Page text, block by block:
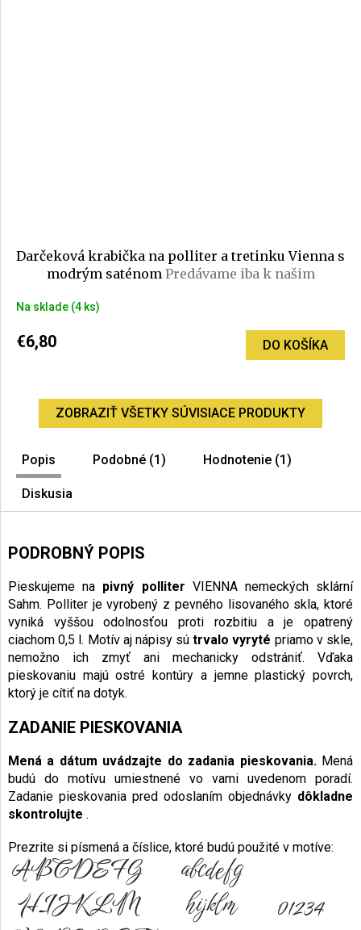
Darčeková krabička na polliter a tretinku Vienna s
modrým saténom Predávame iba k našim
Na sklade (4 ks)
€6,80 DO KOŠÍKA
ZOBRAZIŤ VŠETKY SÚVISIACE PRODUKTY
Popis Podobné (1) Hodnotenie (1)
Diskusia
PODROBNÝ POPIS
Pieskujeme na pivný polliter VIENNA nemeckých sklární
Sahm. Polliter je vyrobený z pevného lisovaného skla, ktoré
vyniká vyššou odolnosťou proti rozbitiu a je opatrený
ciachom 0,5 l. Motív aj nápisy sútrvalo vyryté priamo v skle,
nemožno ich zmyť ani mechanicky odstrániť. Vďaka
pieskovaniu majú ostré kontúry a jemne plastický povrch,
ktorý je cítiť na dotyk.
ZADANIE PIESKOVANIA
Mená a dátum uvádzajte do zadania pieskovania.Mená
budú do motívu umiestnené vo vami uvedenom poradí.
Zadanie pieskovania pred odoslaním objednávky dôkladne
skontrolujte .
Prezrite si písmená a číslice, ktoré budú použité v motíve: